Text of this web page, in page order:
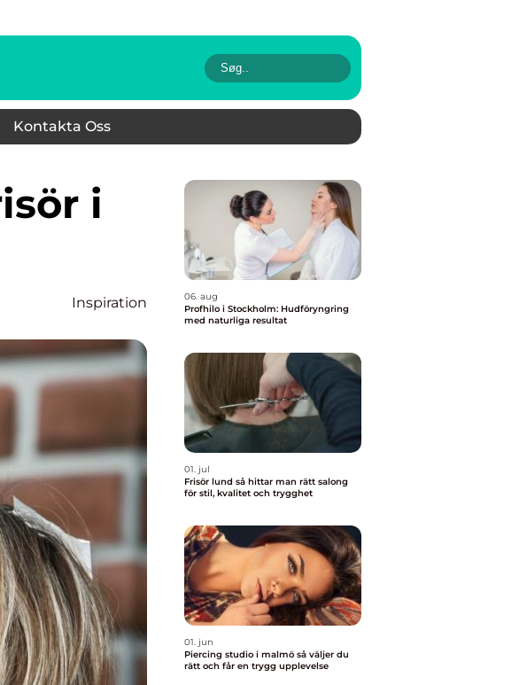
Kontakta Oss
Inspiration
06. aug
Profhilo i Stockholm: Hudföryngring
med naturliga resultat
01. jul
Frisör lund så hittar man rätt salong
för stil, kvalitet och trygghet
01. jun
Piercing studio i malmö så väljer du
rätt och får en trygg upplevelse